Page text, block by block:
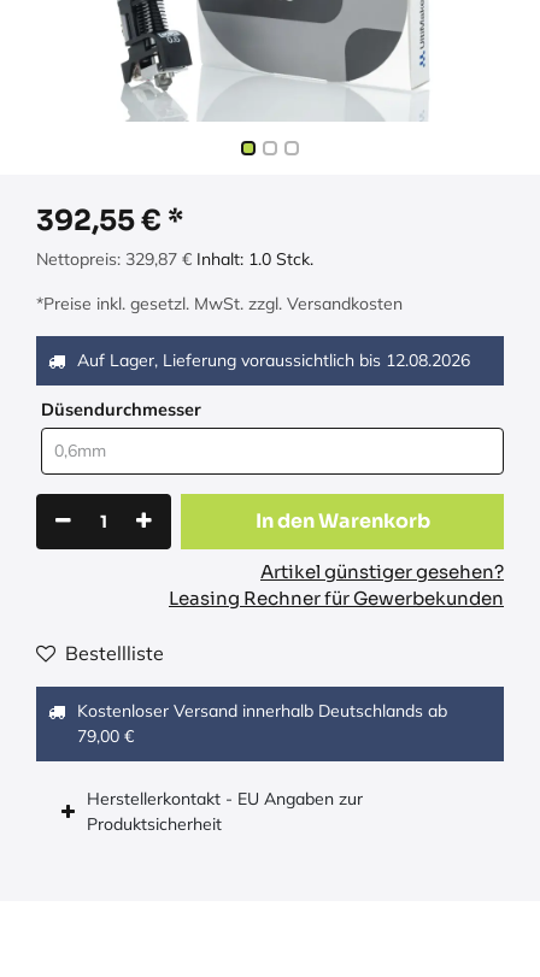
392,55€
Nettopreis: 329,87 € Inhalt: 1.0 Stck.
*Preise inkl. gesetzl. MwSt. zzgl. Versandkosten
Auf Lager, Lieferung voraussichtlich bis 12.08.2026
Düsendurchmesser
In den Warenkorb
Artikel günstiger gesehen?
Leasing Rechner für Gewerbekunden
Bestellliste
Kostenloser Versand innerhalb Deutschlands ab
79,00 €
Herstellerkontakt - EU Angaben zur
Produktsicherheit